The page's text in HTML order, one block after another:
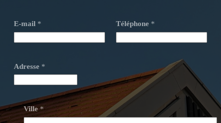
E-mail * Téléphone *
Adresse *
Ville *